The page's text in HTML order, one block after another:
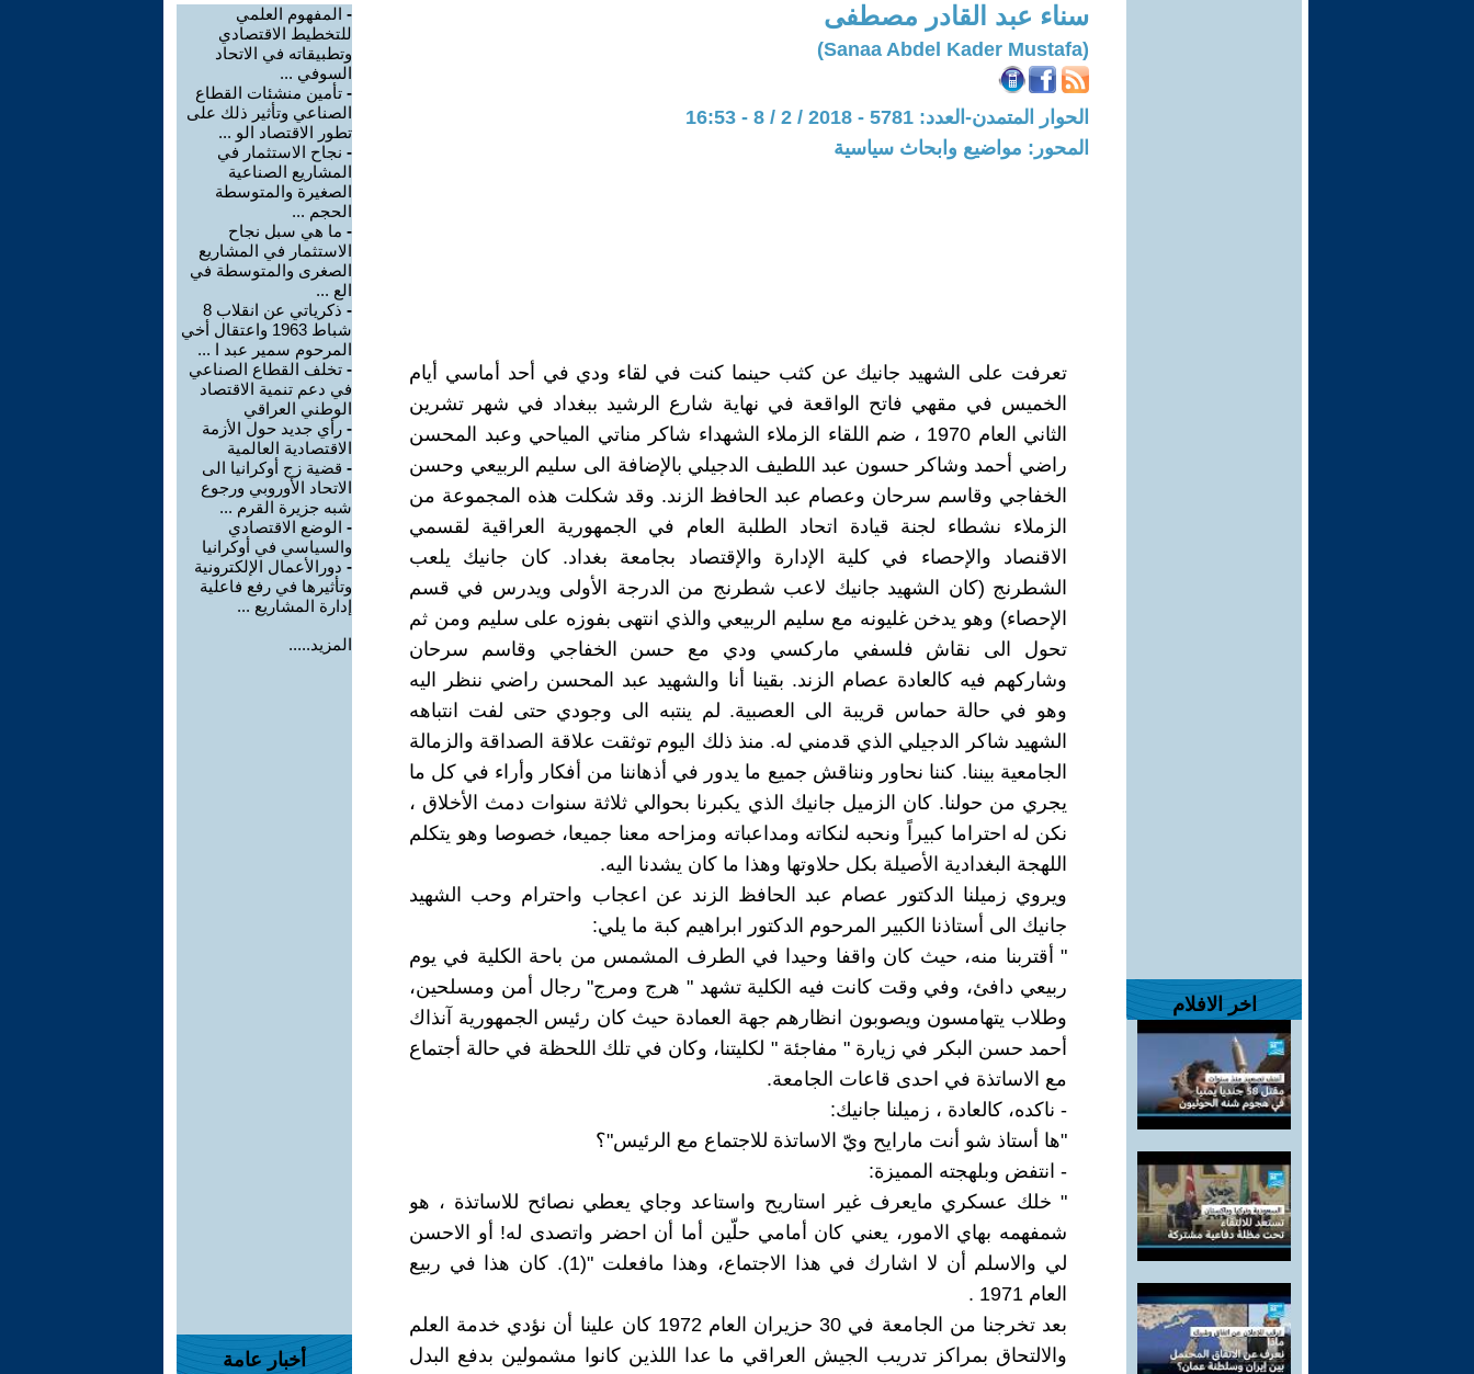
اخر الافلام
سناء عبد القادر مصطفى
(Sanaa Abdel Kader Mustafa)
الحوار المتمدن-العدد: 5781 - 2018 / 2 / 8 - 16:53
المحور: مواضيع وابحاث سياسية
تعرفت على الشهيد جانيك عن كثب حينما كنت في لقاء ودي في أحد أماسي أيام
الخميس في مقهي فاتح الواقعة في نهاية شارع الرشيد ببغداد في شهر تشرين
الثاني العام 1970 ، ضم اللقاء الزملاء الشهداء شاكر مناتي المياحي وعبد المحسن
راضي أحمد وشاكر حسون عبد اللطيف الدجيلي بالإضافة الى سليم الربيعي وحسن
الخفاجي وقاسم سرحان وعصام عبد الحافظ الزند. وقد شكلت هذه المجموعة من
الزملاء نشطاء لجنة قيادة اتحاد الطلبة العام في الجمهورية العراقية لقسمي
الاقنصاد والإحصاء في كلية الإدارة والإقتصاد بجامعة بغداد. كان جانيك يلعب
الشطرنج (كان الشهيد جانيك لاعب شطرنج من الدرجة الأولى ويدرس في قسم
الإحصاء) وهو يدخن غليونه مع سليم الربيعي والذي انتهى بفوزه على سليم ومن ثم
تحول الى نقاش فلسفي ماركسي ودي مع حسن الخفاجي وقاسم سرحان
وشاركهم فيه كالعادة عصام الزند. بقينا أنا والشهيد عبد المحسن راضي ننظر اليه
وهو في حالة حماس قريبة الى العصبية. لم ينتبه الى وجودي حتى لفت انتباهه
الشهيد شاكر الدجيلي الذي قدمني له. منذ ذلك اليوم توثقت علاقة الصداقة والزمالة
الجامعية بيننا. كننا نحاور ونناقش جميع ما يدور في أذهاننا من أفكار وأراء في كل ما
يجري من حولنا. كان الزميل جانيك الذي يكبرنا بحوالي ثلاثة سنوات دمث الأخلاق ،
نكن له احتراما كبيراً ونحبه لنكاته ومداعباته ومزاحه معنا جميعا، خصوصا وهو يتكلم
اللهجة البغدادية الأصيلة بكل حلاوتها وهذا ما كان يشدنا اليه.
ويروي زميلنا الدكتور عصام عبد الحافظ الزند عن اعجاب واحترام وحب الشهيد
جانيك الى أستاذنا الكبير المرحوم الدكتور ابراهيم كبة ما يلي:
" أقتربنا منه، حيث كان واقفا وحيدا في الطرف المشمس من باحة الكلية في يوم
ربيعي دافئ، وفي وقت كانت فيه الكلية تشهد " هرج ومرج" رجال أمن ومسلحين،
وطلاب يتهامسون ويصوبون انظارهم جهة العمادة حيث كان رئيس الجمهورية آنذاك
أحمد حسن البكر في زيارة " مفاجئة " لكليتنا، وكان في تلك اللحظة في حالة أجتماع
مع الاساتذة في احدى قاعات الجامعة.
- ناكده، كالعادة ، زميلنا جانيك:
"ها أستاذ شو أنت مارايح ويّ الاساتذة للاجتماع مع الرئيس"؟
- انتفض وبلهجته المميزة:
" خلك عسكري مايعرف غير استاريح واستاعد وجاي يعطي نصائح للاساتذة ، هو
شمفهمه بهاي الامور، يعني كان أمامي حلّين أما أن احضر واتصدى له! أو الاحسن
لي والاسلم أن لا اشارك في هذا الاجتماع، وهذا مافعلت "(1). كان هذا في ربيع
العام 1971 .
بعد تخرجنا من الجامعة في 30 حزيران العام 1972 كان علينا أن نؤدي خدمة العلم
والالتحاق بمراكز تدريب الجيش العراقي ما عدا اللذين كانوا مشمولين بدفع البدل
- المفهوم العلمي
للتخطيط الاقتصادي
وتطبيقاته في الاتحاد
السوفي ...
- تأمين منشئات القطاع
الصناعي وتأثير ذلك على
تطور الاقتصاد الو ...
- نجاح الاستثمار في
المشاريع الصناعية
الصغيرة والمتوسطة
الحجم ...
- ما هي سبل نجاح
الاستثمار في المشاريع
الصغرى والمتوسطة في
الع ...
-
ذكرياتي عن انقلاب 8
شباط 1963 واعتقال أخي
المرحوم سمير عبد ا ...
- تخلف القطاع الصناعي
في دعم تنمية الاقتصاد
الوطني العراقي
- رأي جديد حول الأزمة
الاقتصادية العالمية
- قضية زج أوكرانيا الى
الاتحاد الأوروبي ورجوع
شبه جزيرة القرم ...
- الوضع الاقتصادي
والسياسي في أوكرانيا
- دورالأعمال الإلكترونية
وتأثيرها في رفع فاعلية
إدارة المشاريع ...
المزيد.....
أخبار عامة